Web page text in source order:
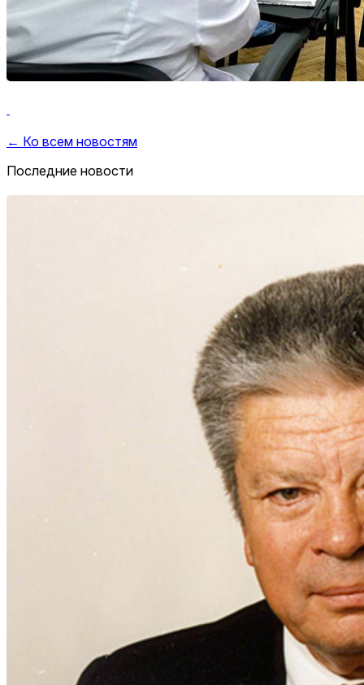
← Ко всем новостям
Последние новости